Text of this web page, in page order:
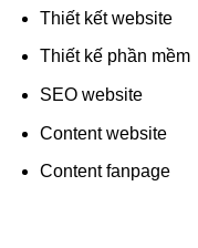
Thiết kết website
Thiết kế phần mềm
SEO website
Content website
Content fanpage